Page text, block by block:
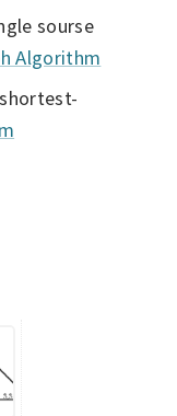
sourse
Algorithm